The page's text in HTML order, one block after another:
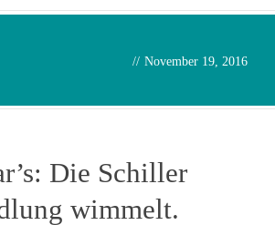
// November 19, 2016
Die Schiller
wimmelt.